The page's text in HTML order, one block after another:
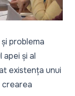
problema
apei și al
existența unui
crearea